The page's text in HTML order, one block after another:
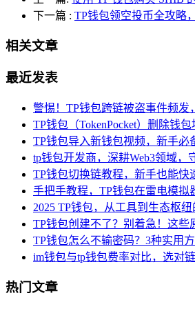
下一篇 : TP钱包领空投币全攻略
相关文章
最近发表
警惕！TP钱包跨链被盗事件频发
TP钱包（TokenPocket）删除钱
TP钱包导入新钱包视频，新手必
tp钱包开发商，深耕Web3领域
TP钱包切换链教程，新手也能快
手把手教程，TP钱包在雷电模拟
2025 TP钱包，从工具到生态枢纽
TP钱包创建不了？别着急！这些
TP钱包怎么不输密码？3种实用
im钱包与tp钱包费率对比，选对
热门文章